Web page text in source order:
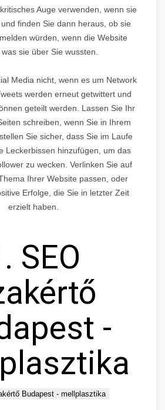
Auge verwenden, wenn sie
finden Sie dann heraus, ob sie
würden, wenn die Website
sie über Sie wussten.
Media nicht, wenn es um Network
werden erneut getwittert und
geteilt werden. Lassen Sie Ihr
schreiben, wenn Sie in Ihrem
Sie sicher, dass Sie im Laufe
Leckerbissen hinzufügen, um das
zu wecken. Verlinken Sie auf
Ihrer Website passen, oder
Erfolge, die Sie in letzter Zeit
erzielt haben.
SEO
-
Budapest - mellplasztika